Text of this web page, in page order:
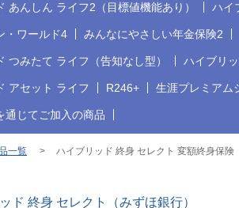
あんしん ライフ2（目標値機能あり） ハイ
・ワールド4 みんなにやさしい年金保険2
つみたて ライフ（告知なし型） ハイブリ
アセット ライフ R246+ 生涯プレミアム
通じてご加入の商品
一覧 ハイブリッド 終身 セレクト 変額終身保険
ド 終身 セレクト（みずほ銀行）